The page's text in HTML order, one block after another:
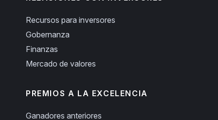
Recursos para inversores
Gobernanza
Finanzas
Mercado de valores
PREMIOS A LA EXCELENCIA
Ganadores anteriores